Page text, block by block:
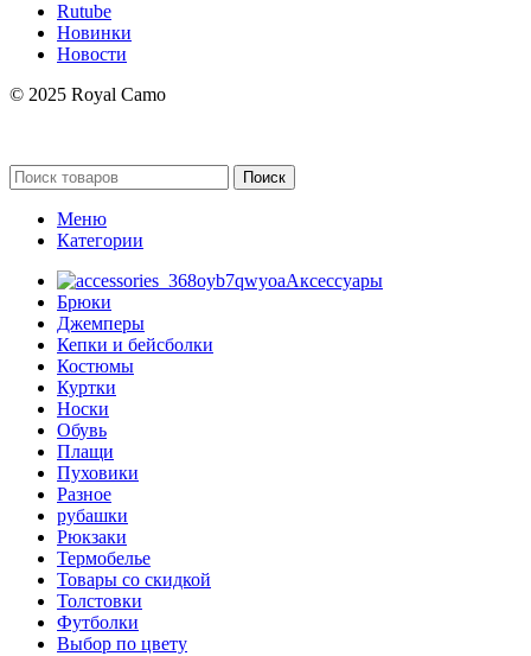
Rutube
Новинки
Новости
© 2025 Royal Camo
Поиск
Меню
Категории
Аксессуары
Брюки
Джемперы
Кепки и бейсболки
Костюмы
Куртки
Носки
Обувь
Плащи
Пуховики
Разное
рубашки
Рюкзаки
Термобелье
Товары со скидкой
Толстовки
Футболки
Выбор по цвету